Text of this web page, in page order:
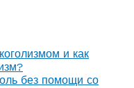
и как
без помощи со